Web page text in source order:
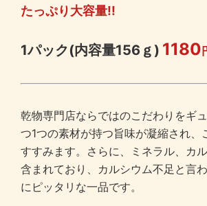
たっぷり大容量!!
1パック(内容量156ｇ) 1180
乾物専門店ならではのこだわりをギ
つ1つの素材が持つ旨味が凝縮され、
すすみます。さらに、ミネラル、カ
含まれており、カルシウム不足と言
にピッタリな一品です。